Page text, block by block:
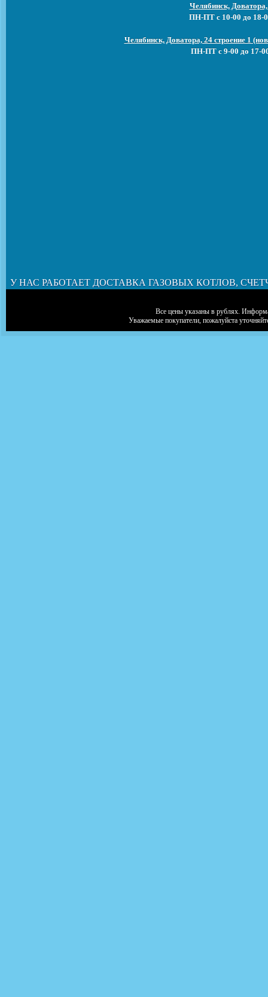
Челябинск,
ПН-ПТ с 10-00 до 18-
Челябинск, Доватора, 24 строение 1
ПН-ПТ с 9-00 до 17-
У НАС РАБОТАЕТ ДОСТАВКА ГАЗОВЫХ КОТЛОВ,
Все цены указаны в рублях.
Уважаемые покупатели, пожалуйста